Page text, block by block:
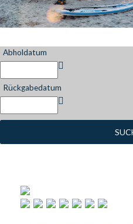
Abholdatum
Rückgabedatum